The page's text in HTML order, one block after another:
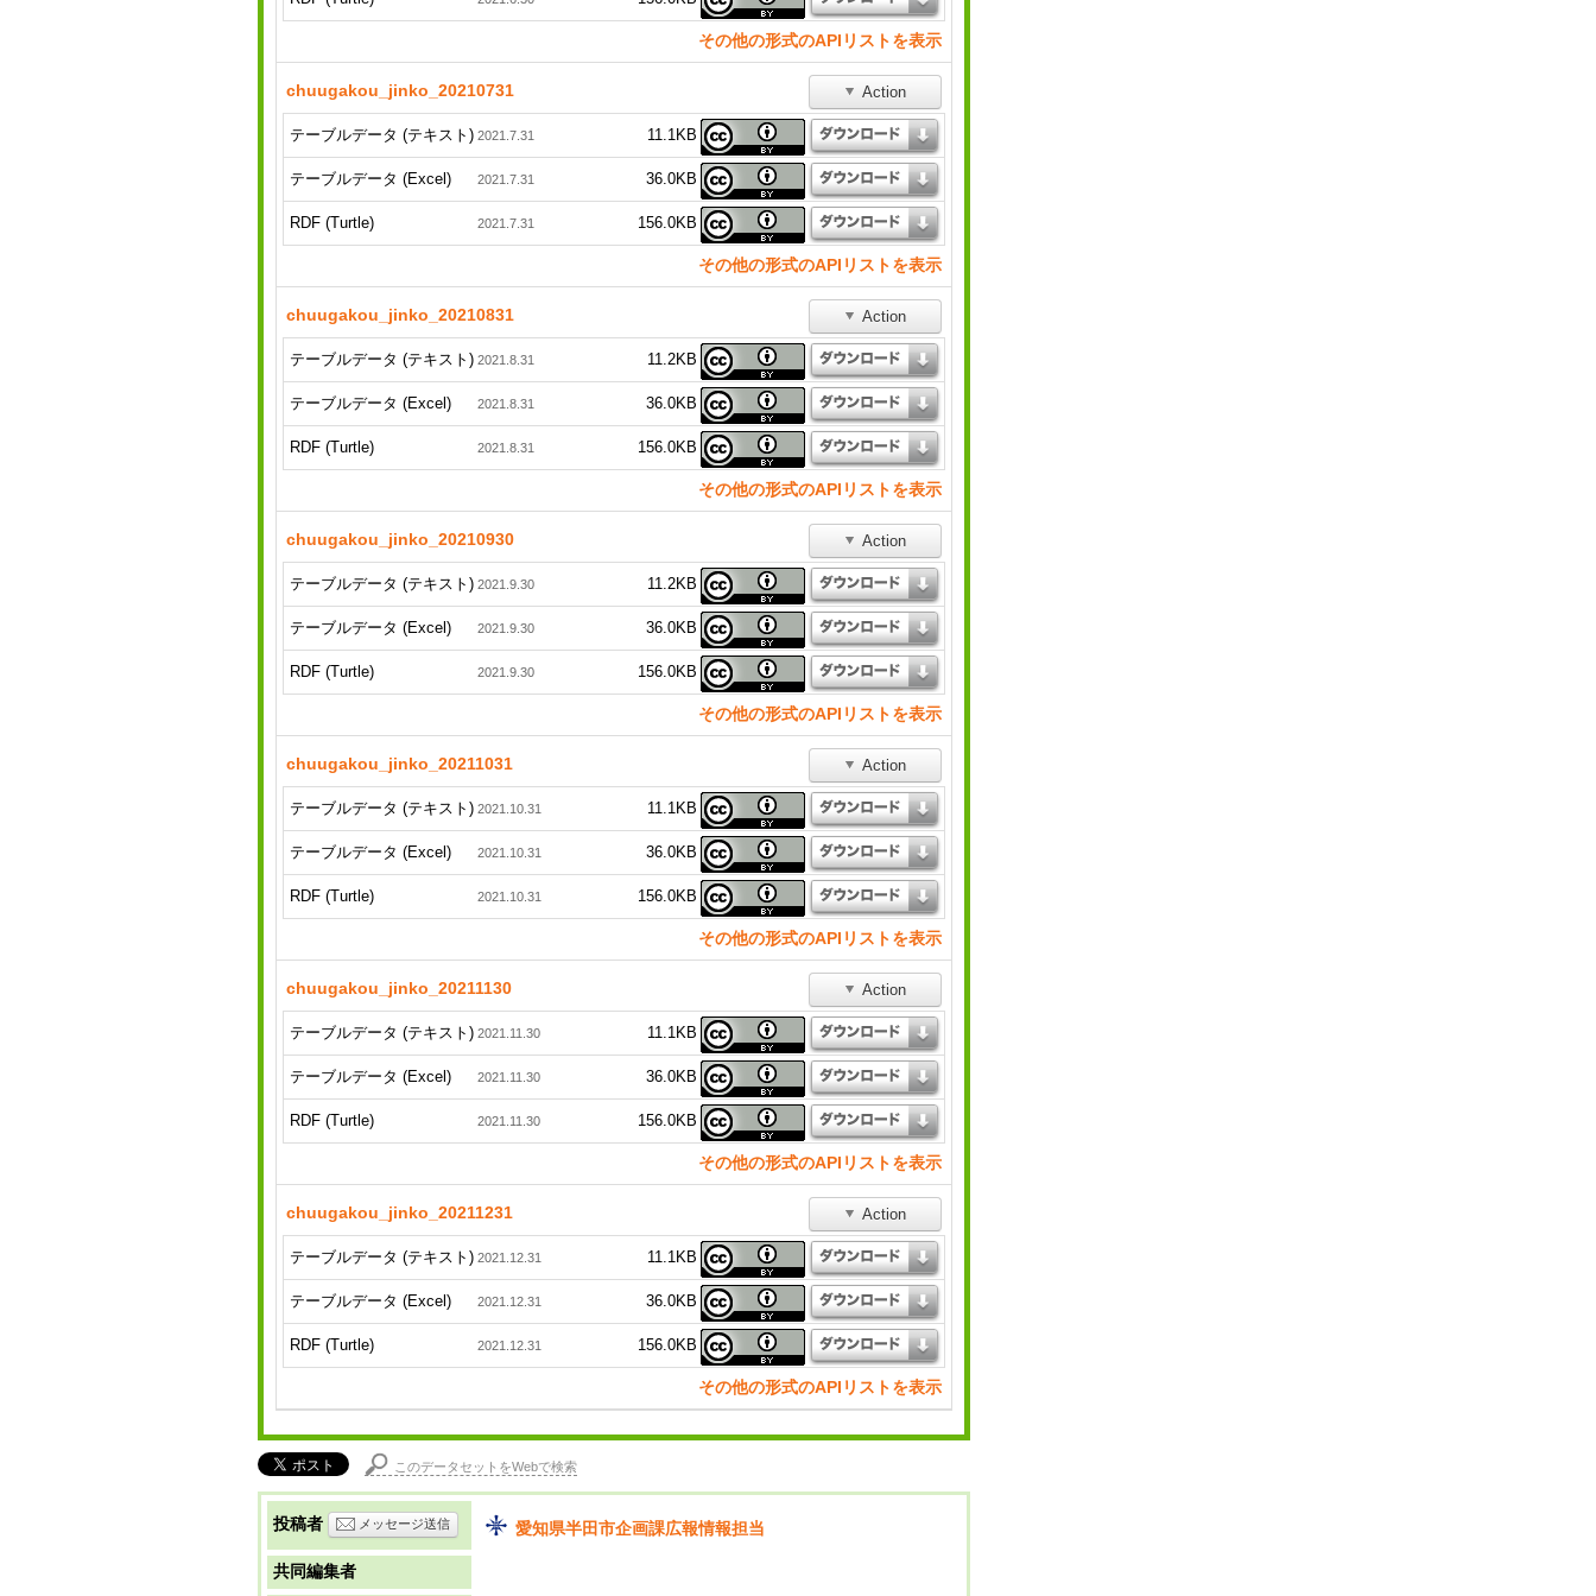
その他の形式のAPIリストを表示
chuugakou_jinko_20210731 Action
テーブルデータ (テキスト) 2021.7.31 11.1KB
テーブルデータ (Excel) 2021.7.31 36.0KB
RDF (Turtle) 2021.7.31 156.0KB
その他の形式のAPIリストを表示
chuugakou_jinko_20210831 Action
テーブルデータ (テキスト) 2021.8.31 11.2KB
テーブルデータ (Excel) 2021.8.31 36.0KB
RDF (Turtle) 2021.8.31 156.0KB
その他の形式のAPIリストを表示
chuugakou_jinko_20210930 Action
テーブルデータ (テキスト) 2021.9.30 11.2KB
テーブルデータ (Excel) 2021.9.30 36.0KB
RDF (Turtle) 2021.9.30 156.0KB
その他の形式のAPIリストを表示
chuugakou_jinko_20211031 Action
テーブルデータ (テキスト) 2021.10.31 11.1KB
テーブルデータ (Excel) 2021.10.31 36.0KB
RDF (Turtle) 2021.10.31 156.0KB
その他の形式のAPIリストを表示
chuugakou_jinko_20211130 Action
テーブルデータ (テキスト) 2021.11.30 11.1KB
テーブルデータ (Excel) 2021.11.30 36.0KB
RDF (Turtle) 2021.11.30 156.0KB
その他の形式のAPIリストを表示
chuugakou_jinko_20211231 Action
テーブルデータ (テキスト) 2021.12.31 11.1KB
テーブルデータ (Excel) 2021.12.31 36.0KB
RDF (Turtle) 2021.12.31 156.0KB
その他の形式のAPIリストを表示
このデータセットをWebで検索
投稿者 メッセージ送信 愛知県半田市企画課広報情報担当
共同編集者